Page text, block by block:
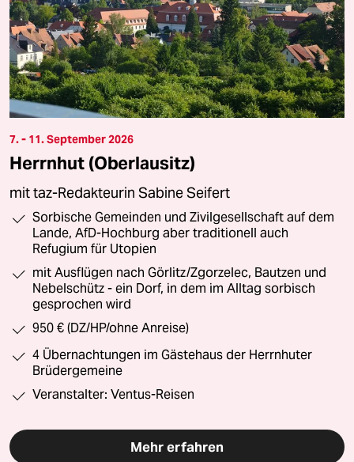
7. - 11. September 2026
Herrnhut (Oberlausitz)
mit taz-Redakteurin Sabine Seifert
Sorbische Gemeinden und Zivilgesellschaft auf dem
Lande, AfD-Hochburg aber traditionell auch
Refugium für Utopien
mit Ausflügen nach Görlitz/Zgorzelec, Bautzen und
Nebelschütz - ein Dorf, in dem im Alltag sorbisch
gesprochen wird
950 € (DZ/HP/ohne Anreise)
4 Übernachtungen im Gästehaus der Herrnhuter
Brüdergemeine
Veranstalter: Ventus-Reisen
Mehr erfahren